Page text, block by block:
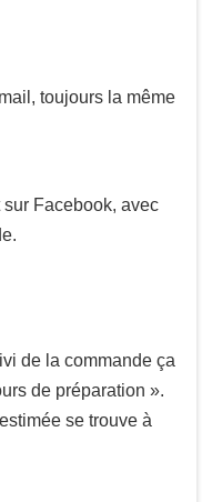
toujours la même
Facebook, avec
de la commande ça
de préparation ».
se trouve à